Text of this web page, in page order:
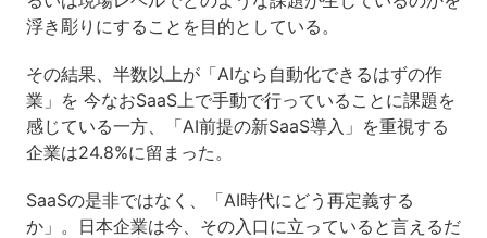
浮き彫りにすることを目的としている。
その結果、半数以上が「AIなら自動化できるはずの作
業」を 今なおSaaS上で手動で行っていることに課題を
感じている一方、「AI前提の新SaaS導入」を重視する
企業は24.8%に留まった。
SaaSの是非ではなく、「AI時代にどう再定義する
か」。日本企業は今、その入口に立っていると言えるだ